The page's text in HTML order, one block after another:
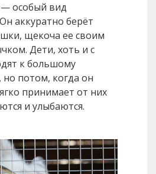
особый вид
аккуратно берёт
щекоча ее своим
Дети, хоть и с
к большому
но потом, когда он
принимает от них
и улыбаются.